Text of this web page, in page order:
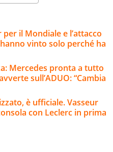
il Mondiale e l’attacco
vinto solo perché ha
Mercedes pronta a tutto
sull’ADUO: “Cambia
è ufficiale. Vasseur
con Leclerc in prima